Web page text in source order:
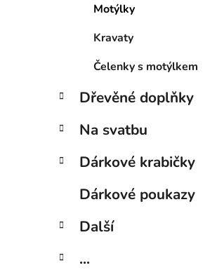
Motýlky
Kravaty
Čelenky s motýlkem
Dřevěné doplňky
Na svatbu
Dárkové krabičky
Dárkové poukazy
Další
...